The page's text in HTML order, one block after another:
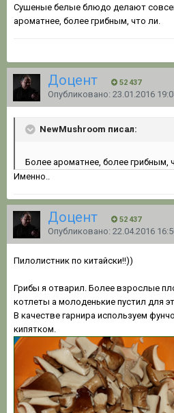
Сушеные белые блюдо делают
ароматнее, более грибным, что ли.
Доцент 52 437
Опубликовано: 23.01.2016
NewMushroom писал:
Более ароматнее, более грибным,
Именно..
Доцент 52 437
Опубликовано: 22.04.2016
Пилолистник по китайски!!))
Грибы я отварил. Более взрослые
котлеты а молоденькие пустил для
В качестве гарнира используем
кипятком.